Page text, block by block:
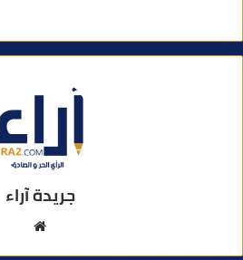
جريدة آراء